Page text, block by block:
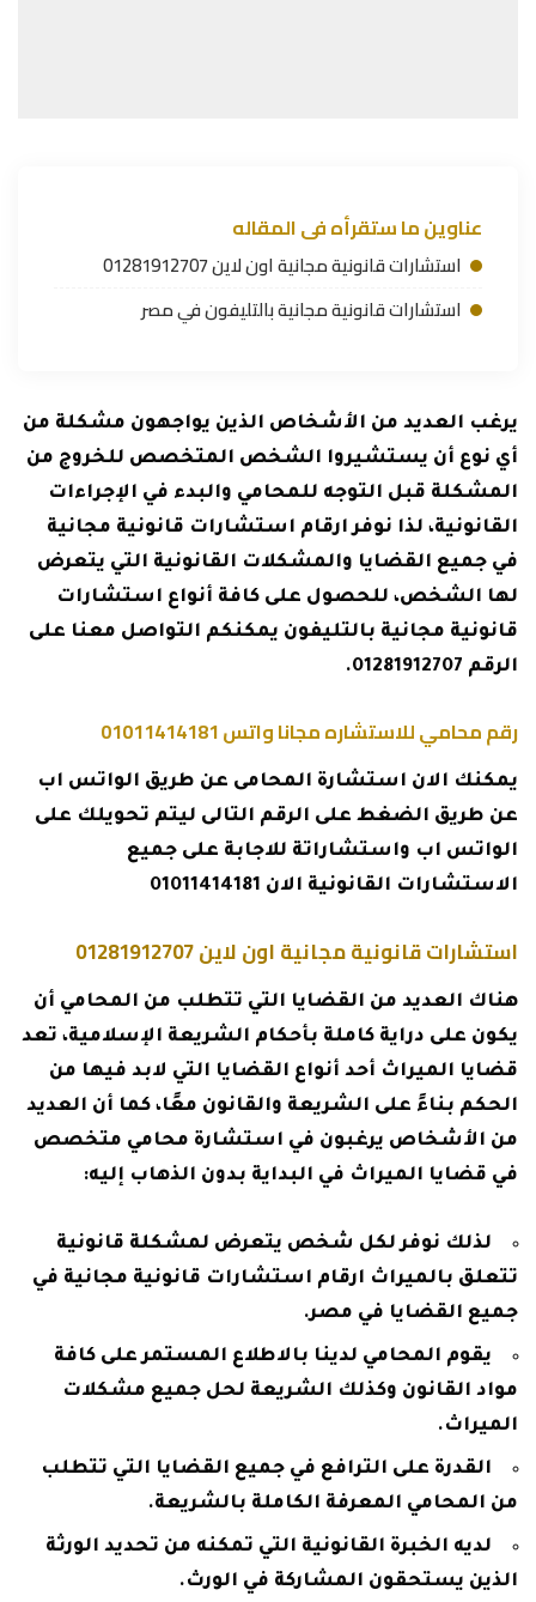
عناوين ما ستقرأه فى المقاله
استشارات قانونية مجانية اون لاين 01281912707
استشارات قانونية مجانية بالتليفون في مصر
يرغب العديد من الأشخاص الذين يواجهون مشكلة من
أي نوع أن يستشيروا الشخص المتخصص للخروج من
المشكلة قبل التوجه للمحامي والبدء في الإجراءات
القانونية، لذا نوفر ارقام استشارات قانونية مجانية
في جميع القضايا والمشكلات القانونية التي يتعرض
لها الشخص، للحصول على كافة أنواع استشارات
قانونية مجانية بالتليفون يمكنكم التواصل معنا على
الرقم 01281912707
.
رقم محامي للاستشاره مجانا واتس01011414181
يمكنك الان استشارة المحامى عن طريق الواتس اب
عن طريق الضغط على الرقم التالى ليتم تحويلك على
الواتس اب واستشاراتة للاجابة على جميع
الاستشارات القانونية الان 01011414181
استشارات قانونية مجانية اون لاين 01281912707
هناك العديد من القضايا التي تتطلب من المحامي أن
يكون على دراية كاملة بأحكام الشريعة الإسلامية، تعد
قضايا الميراث أحد أنواع القضايا التي لابد فيها من
الحكم بناءً على الشريعة والقانون معًا، كما أن العديد
من الأشخاص يرغبون في استشارة محامي متخصص
في قضايا الميراث في البداية بدون الذهاب إليه:
لذلك نوفر لكل شخص يتعرض لمشكلة قانونية
تتعلق بالميراث ارقام استشارات قانونية مجانية في
جميع القضايا في مصر.
يقوم المحامي لدينا بالاطلاع المستمر على كافة
مواد القانون وكذلك الشريعة لحل جميع مشكلات
الميراث.
القدرة على الترافع في جميع القضايا التي تتطلب
من المحامي المعرفة الكاملة بالشريعة.
لديه الخبرة القانونية التي تمكنه من تحديد الورثة
الذين يستحقون المشاركة في الورث.